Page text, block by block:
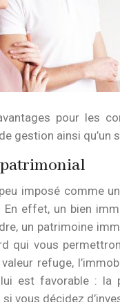
pour les
gestion ainsi qu’un
imposé comme
effet, un bien
un patrimoine
qui vous
refuge,
est favorable :
vous décidez